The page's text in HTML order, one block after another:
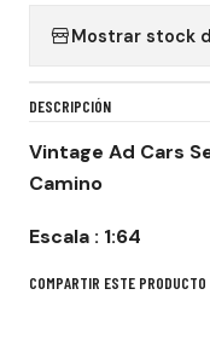
Mostrar stock
DESCRIPCIÓN
Vintage Ad Cars
Camino
Escala : 1:64
COMPARTIR ESTE PRODUCTO